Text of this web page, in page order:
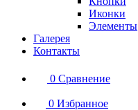
Иконки
Элементы
Галерея
Контакты
0 Сравнение
0 Избранное